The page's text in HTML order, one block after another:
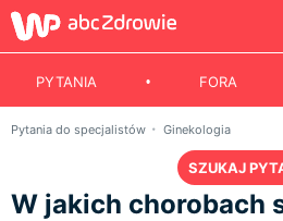
PYTANIA FORA
Pytania do specjalistów Ginekologia
SZUKAJ
W jakich chorobach